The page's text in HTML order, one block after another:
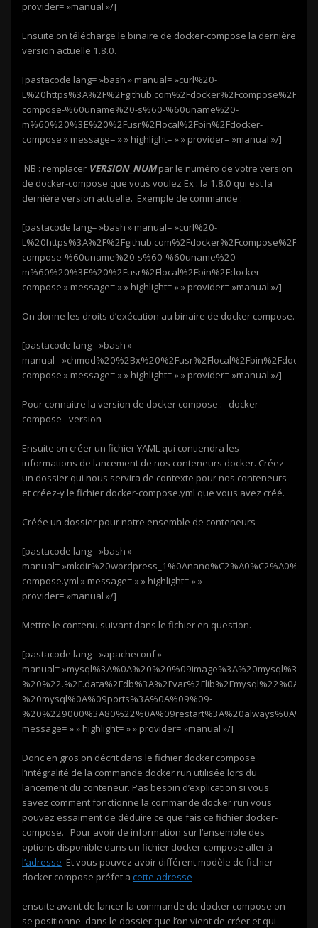
provider= »manual »/]
Ensuite on télécharge le binaire de docker-compose la dernière
version actuelle 1.8.0.
[pastacode lang= »bash » manual= »curl%20-
compose-%60uname%20-s%60-%60uname%20-
m%60%20%3E%20%2Fusr%2Flocal%2Fbin%2Fdocker-
compose » message= » » highlight= » » provider= »manual »/]
NB : remplacer VERSION_NUMpar le numéro de votre version
de docker-compose que vous voulez Ex : la 1.8.0 qui est la
dernière version actuelle. Exemple de commande :
[pastacode lang= »bash » manual= »curl%20-
compose-%60uname%20-s%60-%60uname%20-
m%60%20%3E%20%2Fusr%2Flocal%2Fbin%2Fdocker-
compose » message= » » highlight= » » provider= »manual »/]
On donne les droits d’exécution au binaire de docker compose.
[pastacode lang= »bash »
manual= »chmod%20%2Bx%20%2Fusr%2Flocal%2Fbin%2Fdocker-
compose » message= » » highlight= » » provider= »manual »/]
Pour connaitre la version de docker compose : docker-
compose –version
Ensuite on créer un fichier YAML qui contiendra les
informations de lancement de nos conteneurs docker. Créez
un dossier qui nous servira de contexte pour nos conteneurs
et créez-y le fichier docker-compose.yml que vous avez créé.
Créée un dossier pour notre ensemble de conteneurs
[pastacode lang= »bash »
manual=
compose.yml » message= » » highlight= » »
provider= »manual »/]
Mettre le contenu suivant dans le fichier en question.
[pastacode lang= »apacheconf »
manual=
%20mysql%0A%09ports%3A%0A%09%09-
message= » » highlight= » » provider= »manual »/]
Donc en gros on décrit dans le fichier docker compose
l’intégralité de la commande docker run utilisée lors du
lancement du conteneur. Pas besoin d’explication si vous
savez comment fonctionne la commande docker run vous
pouvez essaiment de déduire ce que fais ce fichier docker-
compose. Pour avoir de information sur l’ensemble des
options disponible dans un fichier docker-compose aller à
l’adresse Et vous pouvez avoir différent modèle de fichier
docker compose préfet a cette adresse
ensuite avant de lancer la commande de docker compose on
se positionne dans le dossier que l’on vient de créer et qui